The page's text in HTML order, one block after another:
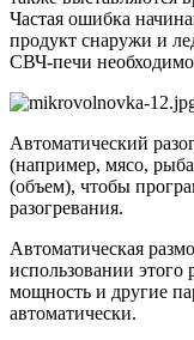
Частая ошибка
продукт снаружи и
СВЧ-печи
Автоматический
(например, мясо,
(объем), чтобы
разогревания.
Автоматическая
использовании
мощность и другие
автоматически.